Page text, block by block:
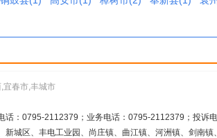
宜春市,丰城市
话：0795-2112379；业务电话：0795-2112379；投诉
新城区、丰电工业园、尚庄镇、曲江镇、河洲镇、剑南